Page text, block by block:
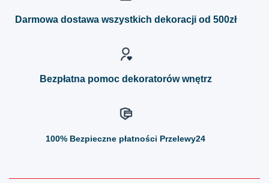
można
Darmowa dostawa wszystkich dekoracji od 500zł
Bezpłatna pomoc dekoratorów wnętrz
100% Bezpieczne płatności Przelewy24